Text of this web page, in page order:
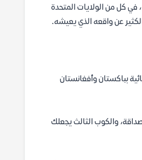
كل من الولايات المتحدة
عن واقعه الذي يعيشه.
بباكستان وأفغانستان
والكوب الثالث يجعلك